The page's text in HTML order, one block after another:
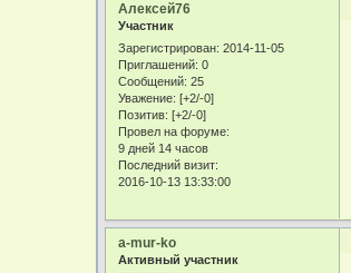
Алексей76
Участник
Зарегистрирован: 2014-11-05
Приглашений: 0
Сообщений: 25
Уважение: [+2/-0]
Позитив: [+2/-0]
Провел на форуме:
9 дней 14 часов
Последний визит:
2016-10-13 13:33:00
a-mur-ko
Активный участник